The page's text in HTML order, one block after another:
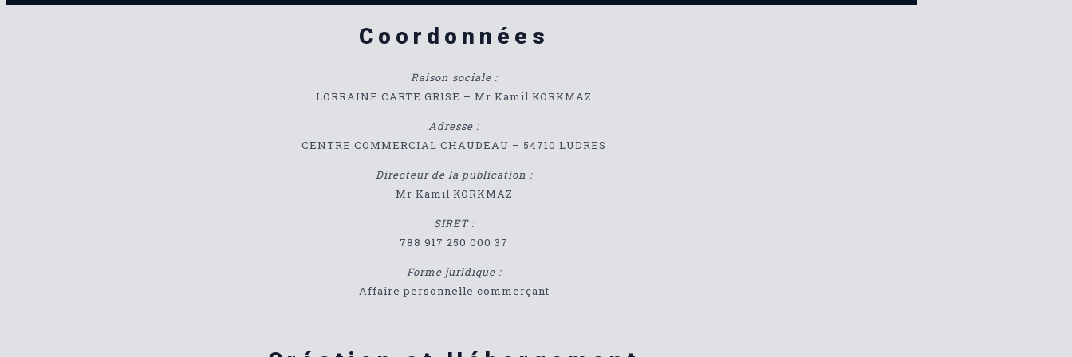
Coordonnées
Raison sociale :
LORRAINE CARTE GRISE – Mr Kamil KORKMAZ
Adresse :
CENTRE COMMERCIAL CHAUDEAU – 54710 LUDRES
Directeur de la publication :
Mr Kamil KORKMAZ
SIRET :
788 917 250 000 37
Forme juridique :
Affaire personnelle commerçant